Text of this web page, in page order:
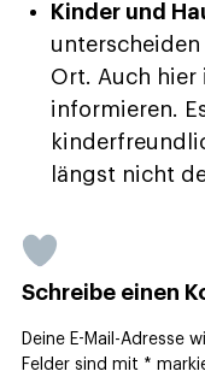
Kinder und
Ort. Auch hier
informieren.
längst nicht
Schreibe einen
Deine E-Mail-Adresse
Felder sind mit *